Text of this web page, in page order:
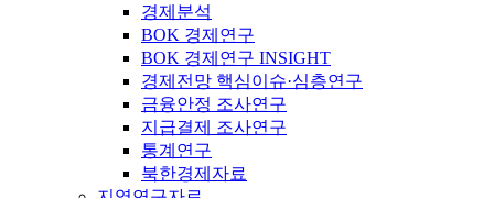
경제분석
BOK 경제연구
BOK 경제연구 INSIGHT
경제전망 핵심이슈·심층연구
금융안정 조사연구
지급결제 조사연구
통계연구
북한경제자료